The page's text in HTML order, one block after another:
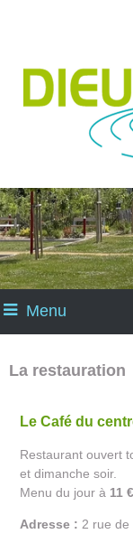
Menu
La restauration
Le Café du
Restaurant ouvert
et dimanche soir.
Menu du jour à 11 €
Adresse : 2 rue de